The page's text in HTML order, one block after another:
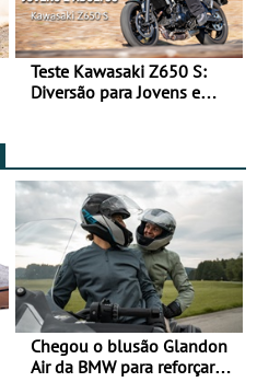
Teste Kawasaki Z650 S:
Diversão para Jovens e
Chegou o blusão Glandon
Air da BMW para reforçar